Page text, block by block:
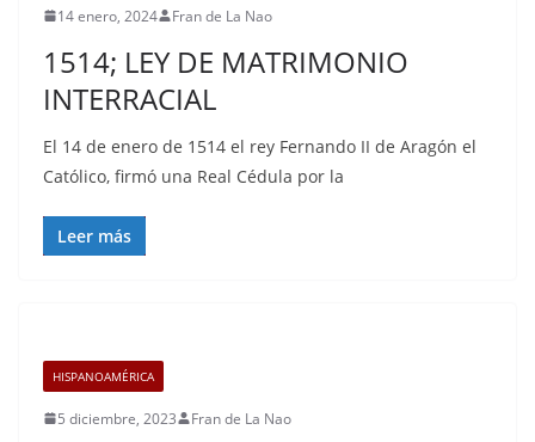
14 enero, 2024 Fran de La Nao
1514; LEY DE MATRIMONIO
INTERRACIAL
El 14 de enero de 1514 el rey Fernando II de Aragón el
Católico, firmó una Real Cédula por la
Leer más
HISPANOAMÉRICA
5 diciembre, 2023 Fran de La Nao